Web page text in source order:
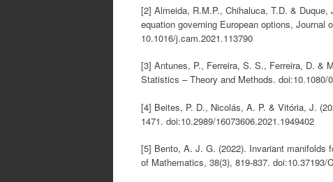
[2] Almeida, R.M.P., Chihaluca, T.D. &
equation governing European options,
10.1016/j.cam.2021.113790
[3] Antunes, P., Ferreira, S. S., Ferreira, D. &
Statistics – Theory and Methods. doi:10.1080/
[4] Beites, P. D., Nicolás, A. P. & Vitória, J.
1471. doi:10.2989/16073606.2021.1949402
[5] Bento, A. J. G. (2022). Invariant manifolds
of Mathematics, 38(3), 819-837. doi:10.37193/